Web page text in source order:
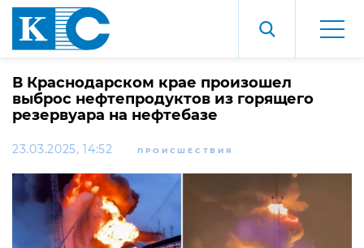
В Краснодарском крае произошел
выброс нефтепродуктов из горящего
резервуара на нефтебазе
23.03.2025, 14:52 ПРОИСШЕСТВИЯ